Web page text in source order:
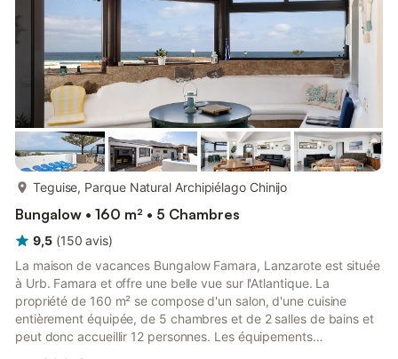
Teguise, Parque Natural Archipiélago Chinijo
Bungalow • 160 m² • 5 Chambres
9,5 (150 avis)
La maison de vacances Bungalow Famara, Lanzarote est située
à Urb. Famara et offre une belle vue sur l'Atlantique. La
propriété de 160 m² se compose d'un salon, d'une cuisine
entièrement équipée, de 5 chambres et de 2 salles de bains et
peut donc accueillir 12 personnes. Les équipements